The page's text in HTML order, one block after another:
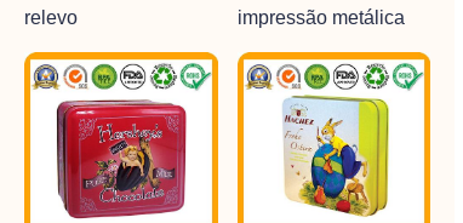
relevo
impressão metálica